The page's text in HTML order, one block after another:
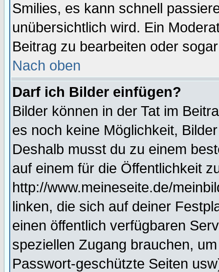
Smilies, es kann schnell
unübersichtlich wird. Ein
Beitrag zu bearbeiten oder
Nach oben
Darf ich Bilder einfügen?
Bilder können in der Tat im
es noch keine Möglichkeit,
Deshalb musst du zu einem
auf einem für die Öffentlichkeit
http://www.meineseite.de/
linken, die sich auf deiner
einen öffentlich verfügbaren
speziellen Zugang brauchen,
Passwort-geschützte Seiten